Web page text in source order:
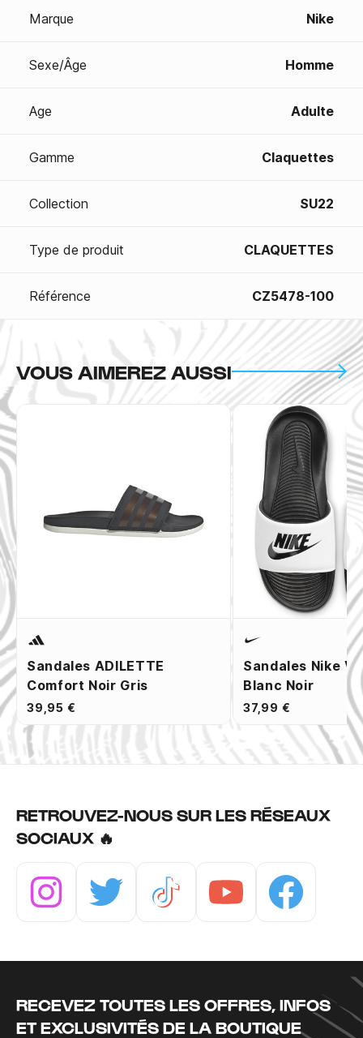
Marque Nike
Sexe/Âge Homme
Age Adulte
Gamme Claquettes
Collection SU22
Type de produit CLAQUETTES
Référence CZ5478-100
VOUS AIMEREZ AUSSI
Sandales ADILETTE
Comfort Noir Gris
39,95 €
Sandales Nike
Blanc Noir
37,99 €
RETROUVEZ-NOUS SUR LES RÉSEAUX
SOCIAUX 🔥
RECEVEZ TOUTES LES OFFRES, INFOS
ET EXCLUSIVITÉS DE LA BOUTIQUE